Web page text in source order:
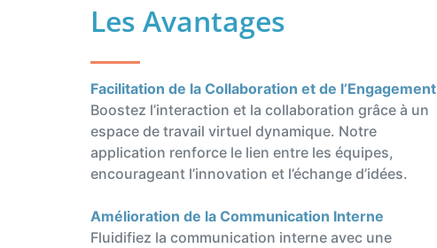
Les Avantages
Facilitation de la Collaboration et de l’Engagement
Boostez l’interaction et la collaboration grâce à un
espace de travail virtuel dynamique. Notre
application renforce le lien entre les équipes,
encourageant l’innovation et l’échange d’idées.
Amélioration de la Communication Interne
Fluidifiez la communication interne avec une